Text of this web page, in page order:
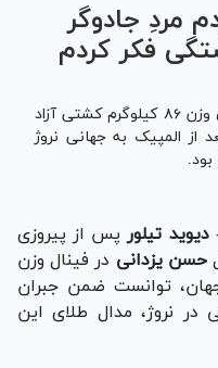
مردِ جادوگر
فکر کردم
دیوید تیلور پس از کسب مدال طلای وزن ۸۶ کیلوگرم کشتی آزاد
اگر ۸ هفته بعد از المپیک به جهانی نروژ
دیوید تیلور پس از پیروزی
حسن یزدانی در فینال وزن
جهان، توانست ضمن جبران
نروژ، مدال طلای این